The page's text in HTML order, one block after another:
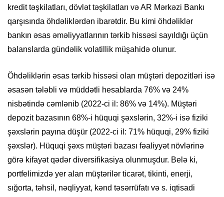
kredit təşkilatları, dövlət təşkilatları və AR Mərkəzi Bankı
qarşısında öhdəliklərdən ibarətdir. Bu kimi öhdəliklər
bankın əsas əməliyyatlarının tərkib hissəsi sayıldığı üçün
balanslarda gündəlik volatillik müşahidə olunur.
Öhdəliklərin əsas tərkib hissəsi olan müştəri depozitləri isə
əsasən tələbli və müddətli hesablarda 76% və 24%
nisbətində cəmlənib (2022-ci il: 86% və 14%). Müştəri
depozit bazasının 68%-i hüquqi şəxslərin, 32%-i isə fiziki
şəxslərin payına düşür (2022-ci il: 71% hüquqi, 29% fiziki
şəxslər). Hüquqi şəxs müştəri bazası fəaliyyət növlərinə
görə kifayət qədər diversifikasiya olunmuşdur. Belə ki,
portfelimizdə yer alan müştərilər ticarət, tikinti, enerji,
sığorta, təhsil, nəqliyyat, kənd təsərrüfatı və s. iqtisadi